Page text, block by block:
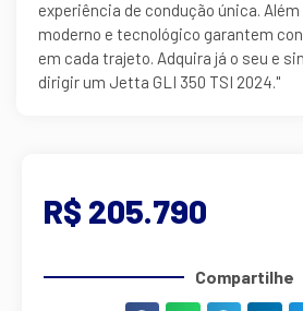
experiência de condução única.
moderno e tecnológico garantem
em cada trajeto. Adquira já o seu e
dirigir um Jetta GLI 350 TSI 2024."
R$ 205.790
Compartilhe